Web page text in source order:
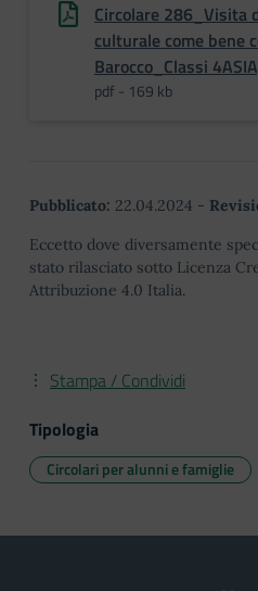
Circolare
culturale come bene
Barocco_Classi
pdf - 169 kb
Pubblicato: 22.04.2024 -
Eccetto dove diversamente
stato rilasciato sotto Licenza
Attribuzione 4.0 Italia.
Stampa / Condividi
Tipologia
Circolari per alunni e famiglie